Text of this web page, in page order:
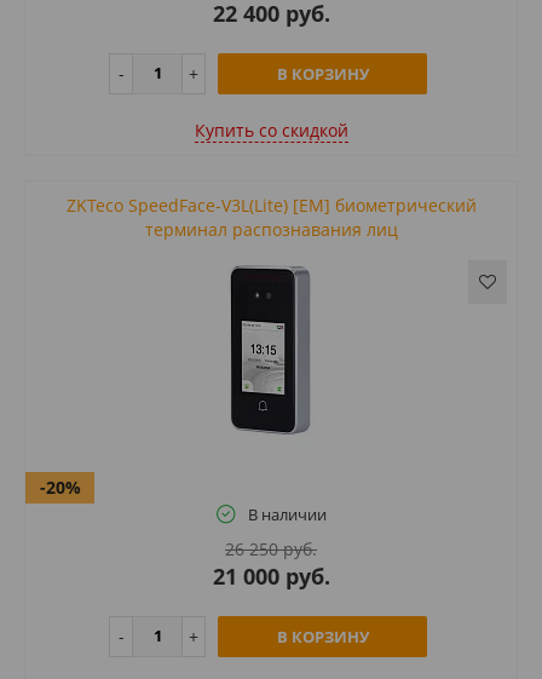
22 400 руб.
В КОРЗИНУ
Купить cо скидкой
ZKTeco SpeedFace-V3L(Lite) [EM] биометрический
терминал распознавания лиц
-20%
В наличии
26 250 руб.
21 000 руб.
В КОРЗИНУ